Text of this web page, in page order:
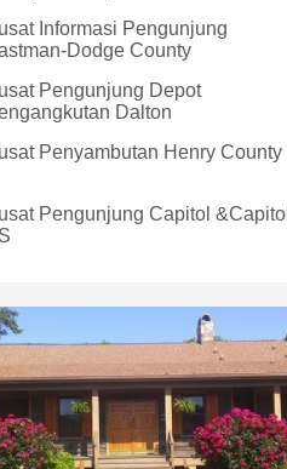
Informasi Pengunjung
Dodge County
Pengunjung Depot
Dalton
Penyambutan Henry County
Pengunjung Capitol &Capitol